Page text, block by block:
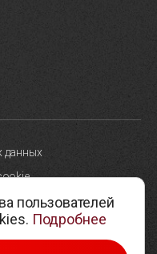
данных
пользователей
Подробнее